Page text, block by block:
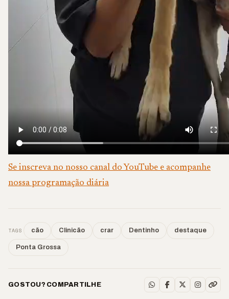
Se inscreva no nosso canal do YouTube e acompanhe
nossa programação diária
TAGS cão Clinicão crar Dentinho destaque
Ponta Grossa
GOSTOU? COMPARTILHE